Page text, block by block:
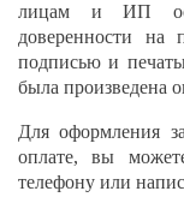
лицам и ИП
доверенности на
подписью и
была произведена
Для оформления
оплате, вы
телефону или